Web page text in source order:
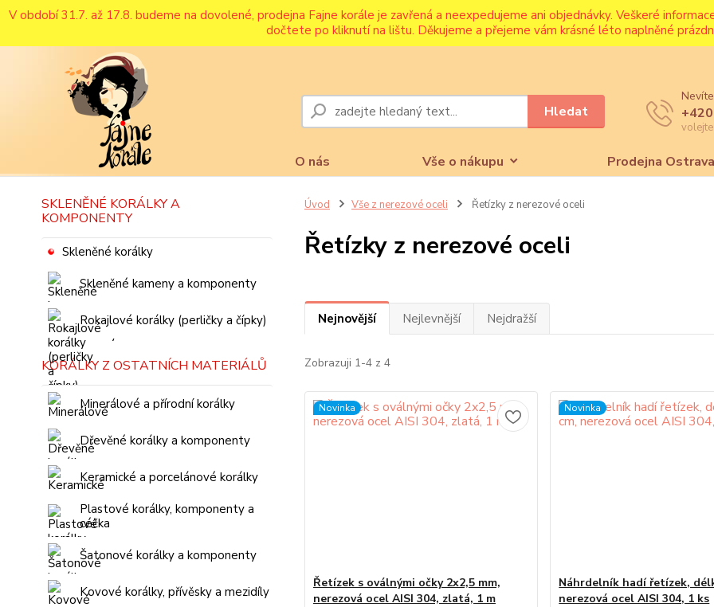
V období 31.7. až 17.8. budeme na dovolené, prodejna Fajne korále je zavřená a neexpedujeme ani objednávky. Veškeré
dočtete po kliknutí na lištu. Děkujeme a přejeme vám krásné léto naplněné
O nás Vše o nákupu Prodejna Ostrava
Hledat
SKLENĚNÉ KORÁLKY A
KOMPONENTY
Skleněné korálky
Skleněné kameny a komponenty
Rokajlové korálky (perličky a čípky)
KORÁLKY Z OSTATNÍCH MATERIÁLŮ
Minerálové a přírodní korálky
Dřevěné korálky a komponenty
Keramické a porcelánové korálky
Plastové korálky, komponenty a
céčka
Šatonové korálky a komponenty
Kovové korálky, přívěsky a mezidíly
Úvod Vše z nerezové oceli Řetízky z nerezové oceli
Řetízky z nerezové oceli
Nejnovější Nejlevnější Nejdražší
Zobrazuji 1-4 z 4
Novinka
Řetízek s oválnými očky 2x2,5 mm,
nerezová ocel AISI 304, zlatá, 1 m
Novinka
Náhrdelník hadí řetízek,
nerezová ocel AISI 304, 1 ks